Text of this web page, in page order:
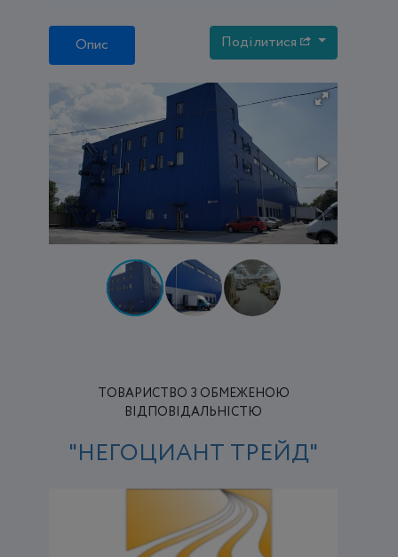
Опис Поділитися
ТОВАРИСТВО З ОБМЕЖЕНОЮ
ВІДПОВІДАЛЬНІСТЮ
"НЕГОЦИАНТ ТРЕЙД"